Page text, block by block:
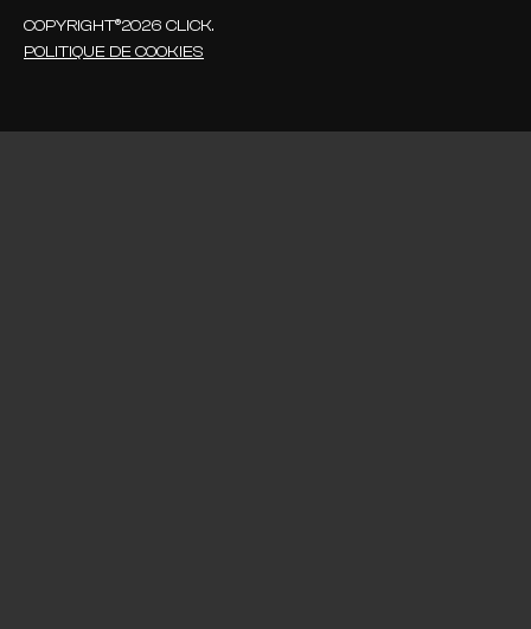
COPYRIGHT®2026 CLICK.
POLITIQUE DE COOKIES